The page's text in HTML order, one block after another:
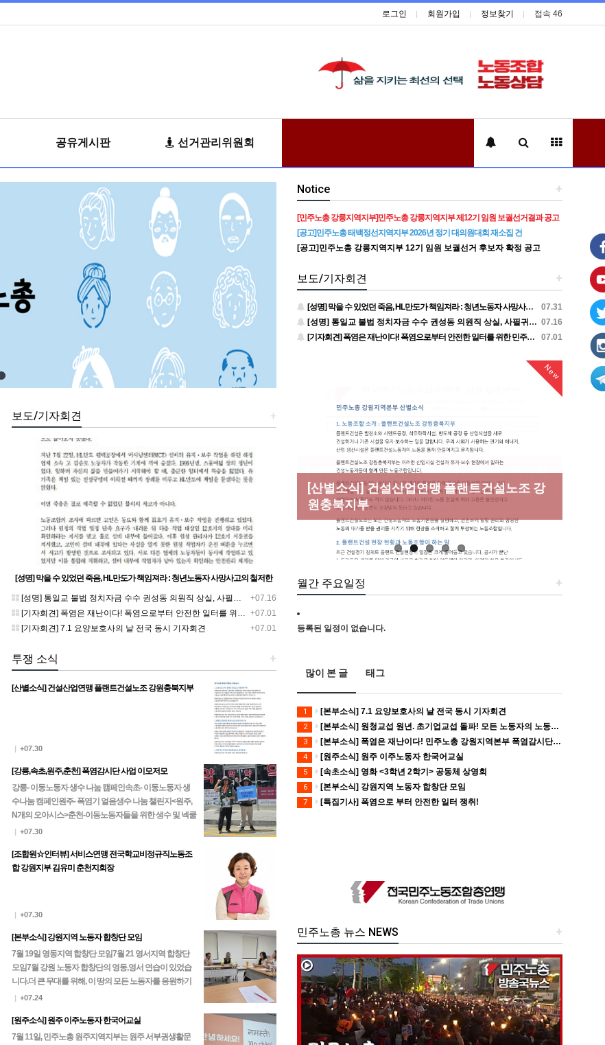
로그인 회원가입 정보찾기 접속 46
공유게시판 선거관리위원회
+
보도/기자회견
[성명] 막을 수 있었던 죽음, HL만도가 책임져라 : 청년노동자 사망사고의 철저한
+07.16
[성명] 통일교 불법 정치자금 수수 권성동 의원직 상실, 사필귀정이다
+07.01
[기자회견] 폭염은 재난이다! 폭염으로부터 안전한 일터를 위한 민주노총 강원지역본부 폭염감시단 선포 기자회견
+07.01
[기자회견] 7.1 요양보호사의 날 전국 동시 기자회견
+
투쟁 소식
[산별소식] 건설산업연맹 플랜트건설노조 강원충북지부
| +07.30
[강릉,속초,원주,춘천] 폭염감시단 사업 이모저모
강릉- 이동노동자 생수 나눔 캠페인속초- 이동노동자 생
수나눔 캠페인원주- 폭염기 얼음생수 나눔 챌린지<원주,
N개의 오아시스>춘천-이동노동자들을 위한 생수 및 넥쿨
러, 팔토시 나눔
| +07.30
[조합원☆인터뷰] 서비스연맹 전국학교비정규직노동조
합 강원지부 김유미 춘천지회장
| +07.30
[본부소식] 강원지역 노동자 합창단 모임
7월 19일 영동지역 합창단 모임7월 21 영서지역 합창단
모임 7월 강원 노동자 합창단의 영동,영서 연습이 있었습
니다.더 큰 무대를 위해, 이 땅의 모든 노동자를 응원하기
위해, 노동자 합창단은 한 마음 한 뜻으로…
| +07.24
[원주소식] 원주 이주노동자 한국어교실
7월 11일, 민주노총 원주지역지부는 원주 서부권생활문
+
Notice
[민주노총 강릉지역지부]민주노총 강릉지역지부 제12기 임원 보궐선거결과 공고
[공고]민주노총 태백정선지역지부 2026년 정기 대의원대회 재소집 건
[공고]민주노총 강릉지역지부 12기 임원 보궐선거 후보자 확정 공고
+
보도/기자회견
07.31
[성명] 막을 수 있었던 죽음, HL만도가 책임져라 : 청년노동자 사망사고의 철저한 진상규명과 재발방지 대책 마련하라
07.16
[성명] 통일교 불법 정치자금 수수 권성동 의원직 상실, 사필귀정이다
07.01
[기자회견] 폭염은 재난이다! 폭염으로부터 안전한 일터를 위한 민주노총 강원지역본부 폭염감시단 선포 기자회견
New
[성명] 막을 수 있었던 죽음, HL만도가 책임져
라 : 청년노동자 사망사고의 철저한 진상규명
과 재발방지 대책 마련하라
New
[산별소식] 건설산업연맹 플랜트건설노조 강
원충북지부
[강릉,속초,원주,춘천] 폭염감시단 사업 이모
저모
[조합원☆인터뷰] 서비스연맹 전국학교비정
규직노동조합 강원지부 김유미 춘천지회장
[본부소식] 강원지역 노동자 합창단 모임
+
월간 주요일정
등록된 일정이 없습니다.
많이 본 글 태그
1 [본부소식] 7.1 요양보호사의 날 전국 동시 기자회견
2 [본부소식] 원청교섭 원년. 초기업교섭 돌파! 모든 노동자의 노동기본권 쟁취! 민주노총 7.15 총파업대회
3 [본부소식] 폭염은 재난이다! 민주노총 강원지역본부 폭염감시단 선포 기자회견
4 [원주소식] 원주 이주노동자 한국어교실
5 [속초소식] 영화 <3학년 2학기> 공동체 상영회
6 [본부소식] 강원지역 노동자 합창단 모임
7 [특집기사] 폭염으로 부터 안전한 일터 쟁취!
+
민주노총 뉴스 NEWS